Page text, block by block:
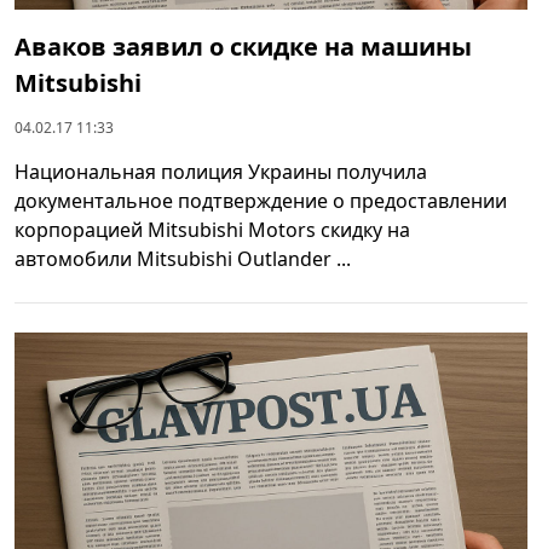
Аваков заявил о скидке на машины
Mitsubishi
04.02.17 11:33
Национальная полиция Украины получила
документальное подтверждение о предоставлении
корпорацией Mitsubishi Motors скидку на
автомобили Mitsubishi Outlander ...